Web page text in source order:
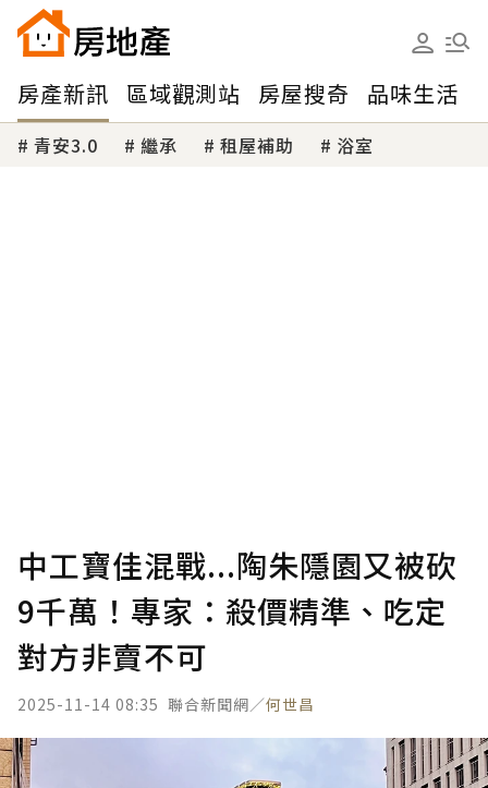
房產新訊 區域觀測站 房屋搜奇 品味生活
青安3.0 繼承 租屋補助 浴室
中工寶佳混戰...陶朱隱園又被砍
9千萬！專家：殺價精準、吃定
對方非賣不可
2025-11-14 08:35 聯合新聞網／何世昌